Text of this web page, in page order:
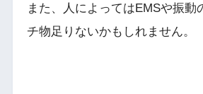
また、人によってはEMSや振動
チ物足りないかもしれません。